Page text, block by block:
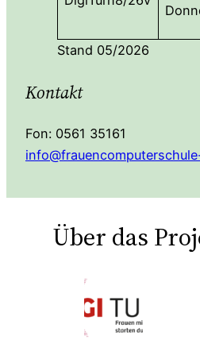
Stand 05/2026
Kontakt
Fon: 0561 35161
Über das